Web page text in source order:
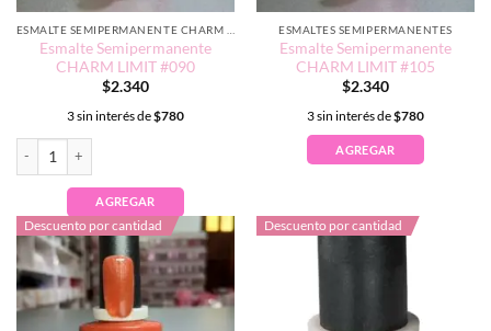
Esmalte Semipermanente
CHARM LIMIT #090
$2.340
3 sin interés de$780
Esmalte Semipermanente CHARM LIMIT #090 cantidad
AGREGAR
ESMALTES SEMIPERMANENTES
Esmalte Semipermanente
CHARM LIMIT #105
$2.340
3 sin interés de$780
AGREGAR
Descuento por cantidad Descuento por cantidad